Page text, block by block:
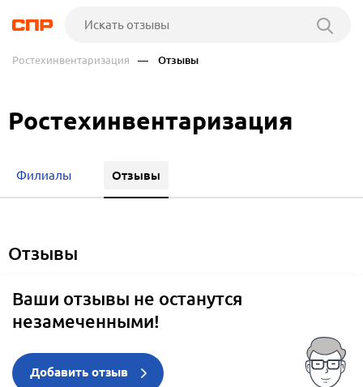
Ростехинвентаризация — Отзывы
Ростехинвентаризация
отзывы
Филиалы Отзывы
Ваши отзывы не останутся
незамеченными!
Добавить отзыв